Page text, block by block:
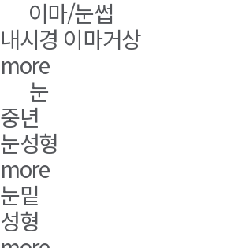
이마/눈썹
내시경 이마거상
more
눈
중년
눈성형
more
눈밑
성형